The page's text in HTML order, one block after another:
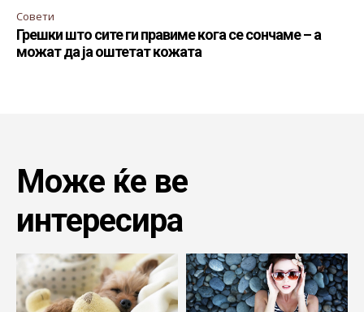
Совети
Грешки што сите ги правиме кога се сончаме – а
можат да ја оштетат кожата
Може ќе ве
интересира